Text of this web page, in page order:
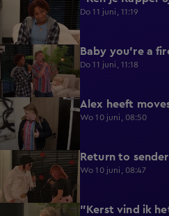
Do 11 juni, 11:19
0:39 Baby you're a
Do 11 juni, 11:18
0:43 Alex heeft
Wo 10 juni, 08:50
0:36 Return to
Wo 10 juni, 08:47
"Kerst vind ik